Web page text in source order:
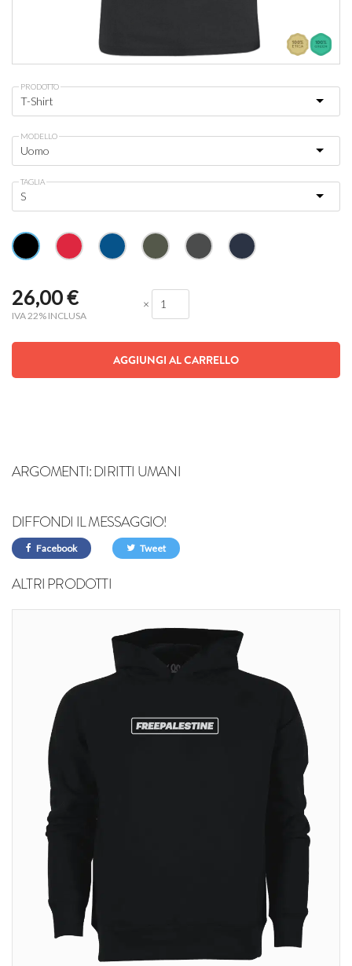
PRODOTTO
MODELLO
TAGLIA
26,00€
IVA 22% INCLUSA
×
AGGIUNGI AL CARRELLO
ARGOMENTI:DIRITTI UMANI
DIFFONDI IL MESSAGGIO!
Facebook Tweet
ALTRI PRODOTTI